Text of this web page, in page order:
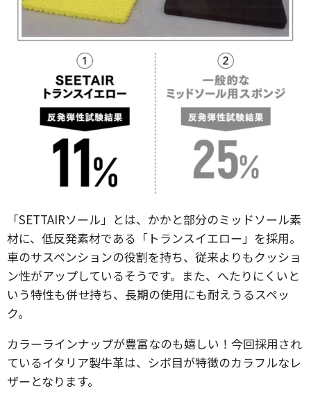
「SETTAIRソール」とは、かかと部分のミッドソール素
材に、低反発素材である「トランスイエロー」を採用。
車のサスペンションの役割を持ち、従来よりもクッショ
ン性がアップしているそうです。また、へたりにくいと
いう特性も併せ持ち、長期の使用にも耐えうるスペッ
ク。
カラーラインナップが豊富なのも嬉しい！今回採用され
ているイタリア製牛革は、シボ目が特徴のカラフルなレ
ザーとなります。